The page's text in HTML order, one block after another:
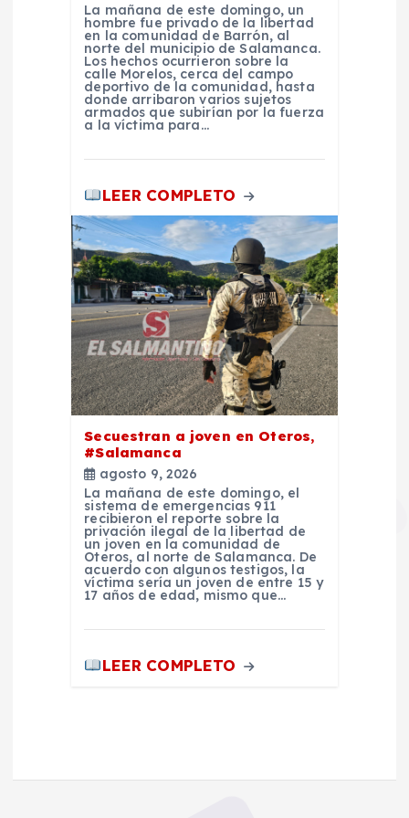
La mañana de este domingo, un
hombre fue privado de la libertad
en la comunidad de Barrón, al
norte del municipio de Salamanca.
Los hechos ocurrieron sobre la
calle Morelos, cerca del campo
deportivo de la comunidad, hasta
donde arribaron varios sujetos
armados que subirían por la fuerza
a la víctima para…
LEER COMPLETO
Secuestran a joven en Oteros,
#Salamanca
agosto 9, 2026
La mañana de este domingo, el
sistema de emergencias 911
recibieron el reporte sobre la
privación ilegal de la libertad de
un joven en la comunidad de
Oteros, al norte de Salamanca. De
acuerdo con algunos testigos, la
víctima sería un joven de entre 15 y
17 años de edad, mismo que…
LEER COMPLETO